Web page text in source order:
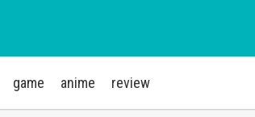
game anime review